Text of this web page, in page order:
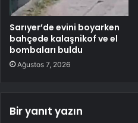
Sarıyer’de evini boyarken
bahçede kalaşnikof ve el
bombaları buldu
Ağustos 7, 2026
Bir yanıt yazın